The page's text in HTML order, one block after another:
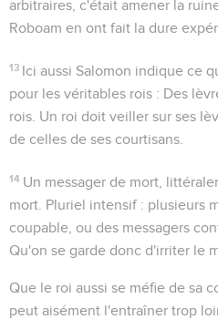
arbitraires, c'était amener la
Roboam en ont fait la dure
13 Ici aussi Salomon indique ce
pour les véritables rois : Des
rois . Un roi doit veiller sur ses
de celles de ses courtisans.
14 Un messager de mort ,
mort . Pluriel intensif : plusieurs
coupable, ou des messagers
Qu'on se garde donc d'irriter le
Que le roi aussi se méfie de sa
peut aisément l'entraîner trop